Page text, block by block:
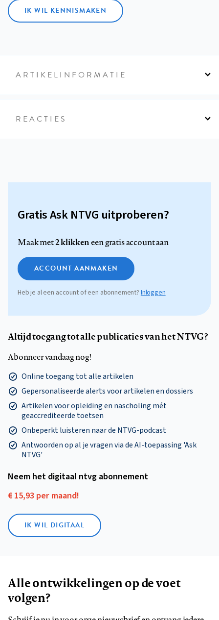
IK WIL KENNISMAKEN
ARTIKELINFORMATIE
REACTIES
Gratis Ask NTVG uitproberen?
Maak met2 klikkeneen gratis account aan
ACCOUNT AANMAKEN
Heb je al een account of een abonnement?Inloggen
Altijd toegang tot alle publicaties van het NTVG?
Abonneer vandaag nog!
Online toegang tot alle artikelen
Gepersonaliseerde alerts voor artikelen en dossiers
Artikelen voor opleiding en nascholing mét
geaccrediteerde toetsen
Onbeperkt luisteren naar de NTVG-podcast
Antwoorden op al je vragen via de AI-toepassing 'Ask
NTVG'
Neem het digitaal ntvg abonnement
€ 15,93 per maand!
IK WIL DIGITAAL
Alle ontwikkelingen op de voet
volgen?